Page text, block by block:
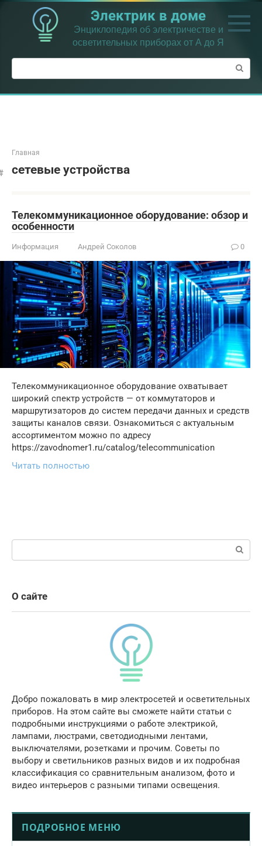
Перейти
контенту
Электрик в доме
Энциклопедия об электричестве и
осветительных приборах от А до Я
Поиск:
Главная
сетевые устройства
Телекоммуникационное оборудование: обзор и
особенности
Информация Андрей Соколов 0
Телекоммуникационное оборудование охватывает
широкий спектр устройств — от коммутаторов и
маршрутизаторов до систем передачи данных и средств
защиты каналов связи. Ознакомиться с актуальным
ассортиментом можно по адресу
https://zavodnomer1.ru/catalog/telecommunication
Читать полностью
Поиск:
О сайте
Добро пожаловать в мир электросетей и осветительных
приборов. На этом сайте вы сможете найти статьи с
подробными инструкциями о работе электрикой,
лампами, люстрами, светодиодными лентами,
выключателями, розетками и прочим. Советы по
выбору и светильников разных видов и их подробная
классификация со сравнительным анализом, фото и
видео интерьеров с разными типами освещения.
ПОДРОБНОЕ МЕНЮ